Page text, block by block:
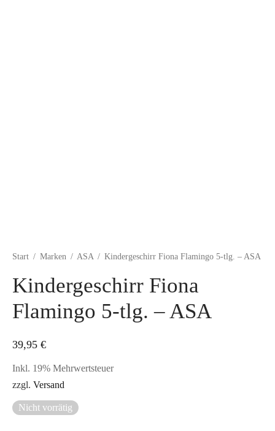
Start / Marken / ASA / Kindergeschirr Fiona Flamingo 5-tlg. – ASA
Kindergeschirr Fiona
Flamingo 5-tlg. – ASA
39,95 €
Inkl. 19% Mehrwertsteuer
zzgl. Versand
Nicht vorrätig